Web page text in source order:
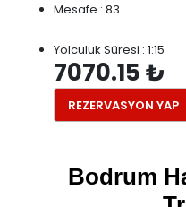
Mesafe : 83
Yolculuk Süresi : 1:15
7070.15 ₺
REZERVASYON YAP
Bodrum